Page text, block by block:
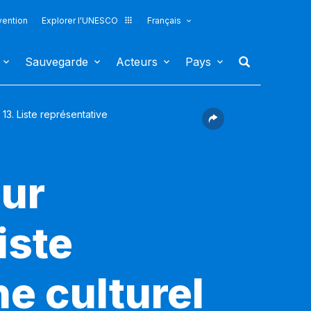
Explorer l'UNESCO
Français
Sauvegarde Acteurs Pays
13. Liste représentative
culturel